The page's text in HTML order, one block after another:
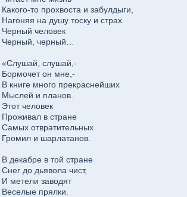
Какого-то прохвоста и забулдыги,
Нагоняя на душу тоску и страх.
Черный человек
Черный, черный…
«Слушай, слушай,-
Бормочет он мне,-
В книге много прекраснейших
Мыслей и планов.
Этот человек
Проживал в стране
Самых отвратительных
Громил и шарлатанов.
В декабре в той стране
Снег до дьявола чист,
И метели заводят
Веселые прялки.